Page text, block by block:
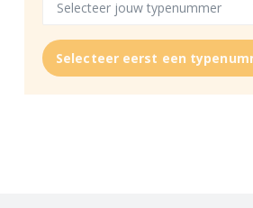
Selecteer eerst een